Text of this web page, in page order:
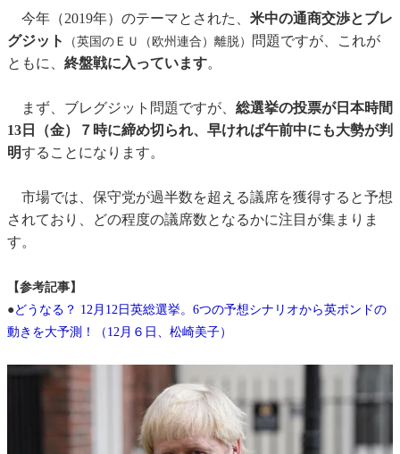
今年（2019年）のテーマとされた、 米中の通商交渉とブレ
グジット
（英国のＥＵ（欧州連合）離脱）
問題ですが、これが
ともに、 終盤戦に入っています。
まず、ブレグジット問題ですが、 総選挙の投票が日本時間
13日（金）７時に締め切られ、早ければ午前中にも大勢が判
明することになります。
市場では、保守党が過半数を超える議席を獲得すると予想
されており、どの程度の議席数となるかに注目が集まりま
す。
【参考記事】
●どうなる？ 12月12日英総選挙。6つの予想シナリオから英ポンドの
動きを大予測！（12月６日、松崎美子）